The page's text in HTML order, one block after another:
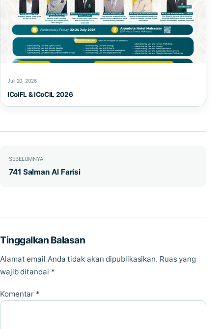
Juli 20, 2026
ICoIFL & ICoCIL 2026
Navigasi pos
SEBELUMNYA
741 Salman Al Farisi
Tinggalkan Balasan
Alamat email Anda tidak akan dipublikasikan. Ruas yang
wajib ditandai *
Komentar *